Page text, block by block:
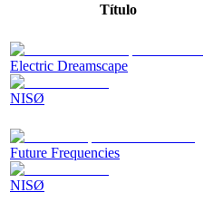
Título
Electric Dreamscape
NISØ
Future Frequencies
NISØ